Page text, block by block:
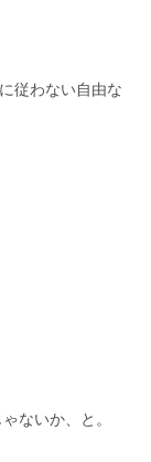
従わない自由な
ないか、と。